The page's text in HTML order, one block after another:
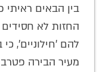
בין הבאים
החזות לא חסידים
להם 'חילוניים',
מעיר הבירה